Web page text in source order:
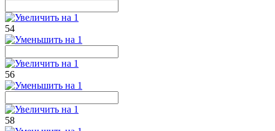
54
56
58